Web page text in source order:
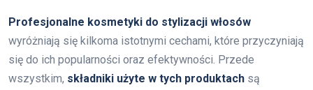
Profesjonalne kosmetyki do stylizacji włosów
wyróżniają się kilkoma istotnymi cechami, które przyczyniają
się do ich popularności oraz efektywności. Przede
wszystkim, składniki użyte w tych produktach są